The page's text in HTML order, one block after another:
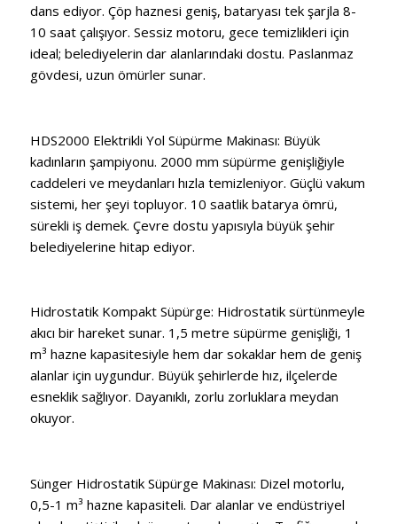
dans ediyor. Çöp haznesi geniş, bataryası tek şarjla 8-
10 saat çalışıyor. Sessiz motoru, gece temizlikleri için
ideal; belediyelerin dar alanlarındaki dostu. Paslanmaz
gövdesi, uzun ömürler sunar.
HDS2000 Elektrikli Yol Süpürme Makinası: Büyük
kadınların şampiyonu. 2000 mm süpürme genişliğiyle
caddeleri ve meydanları hızla temizleniyor. Güçlü vakum
sistemi, her şeyi topluyor. 10 saatlik batarya ömrü,
sürekli iş demek. Çevre dostu yapısıyla büyük şehir
belediyelerine hitap ediyor.
Hidrostatik Kompakt Süpürge: Hidrostatik sürtünmeyle
akıcı bir hareket sunar. 1,5 metre süpürme genişliği, 1
m³ hazne kapasitesiyle hem dar sokaklar hem de geniş
alanlar için uygundur. Büyük şehirlerde hız, ilçelerde
esneklik sağlıyor. Dayanıklı, zorlu zorluklara meydan
okuyor.
Sünger Hidrostatik Süpürge Makinası: Dizel motorlu,
0,5-1 m³ hazne kapasiteli. Dar alanlar ve endüstriyel